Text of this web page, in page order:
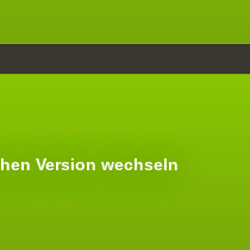
Version wechseln